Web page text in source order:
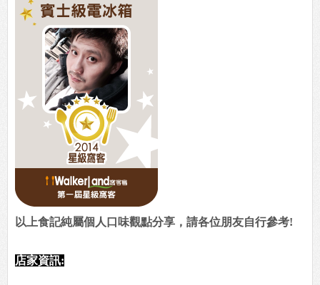
以上食記純屬個人口味觀點分享，請各位朋友自行參考!
店家資訊: